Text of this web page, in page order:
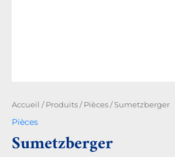
Accueil / Produits / Pièces / Sumetzberger
Pièces
Sumetzberger